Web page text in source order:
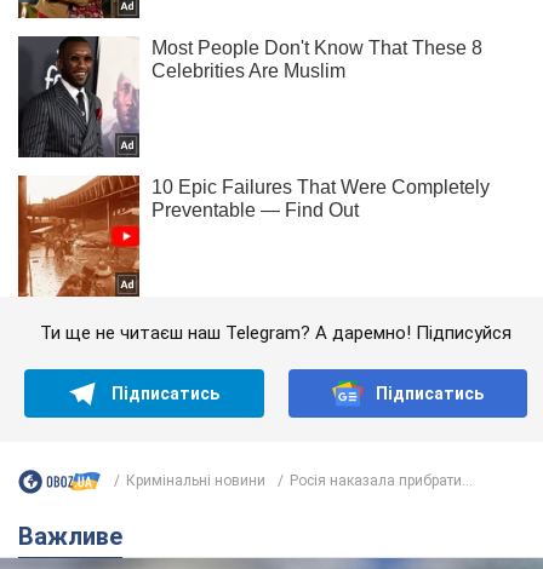
Ти ще не читаєш наш Telegram? А даремно! Підписуйся
Підписатись Підписатись
Кримінальні новини Росія наказала прибрати...
Важливе